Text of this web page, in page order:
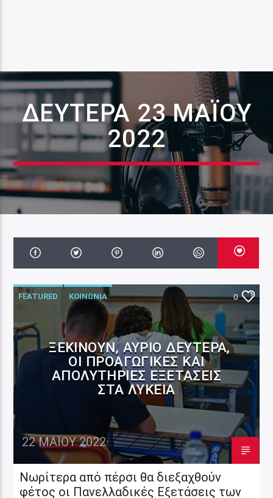
ΔΕΥΤΈΡΑ 23 ΜΑΪ́ΟΥ
2022
FEATURED ΚΟΙΝΩΝΙΑ 0
ΞΕΚΙΝΟΎΝ, ΑΎΡΙΟ ΔΕΥΤΈΡΑ,
ΟΙ ΠΡΟΑΓΩΓΙΚΈΣ ΚΑΙ
ΑΠΟΛΥΤΉΡΙΕΣ ΕΞΕΤΆΣΕΙΣ
ΣΤΑ ΛΎΚΕΙΑ
22 ΜΑΪ́ΟΥ 2022
Νωρίτερα από πέρσι θα διεξαχθούν
φέτος οι Πανελλαδικές Εξετάσεις των